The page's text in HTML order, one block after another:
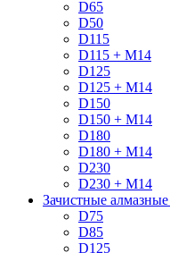
D65
D50
D115
D115 + M14
D125
D125 + M14
D150
D150 + M14
D180
D180 + M14
D230
D230 + M14
Зачистные
D75
D85
D125